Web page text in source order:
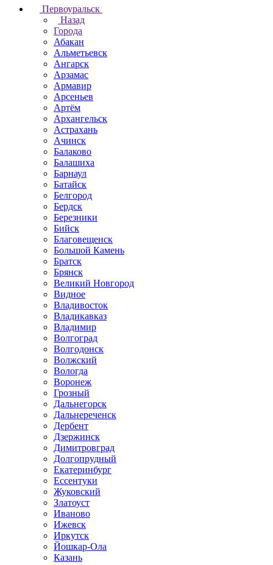
Первоуральск
Назад
Города
Абакан
Альметьевск
Ангарск
Арзамас
Армавир
Арсеньев
Артём
Архангельск
Астрахань
Ачинск
Балаково
Балашиха
Барнаул
Батайск
Белгород
Бердск
Березники
Бийск
Благовещенск
Большой Камень
Братск
Брянск
Великий Новгород
Видное
Владивосток
Владикавказ
Владимир
Волгоград
Волгодонск
Волжский
Вологда
Воронеж
Грозный
Дальнегорск
Дальнереченск
Дербент
Дзержинск
Димитровград
Долгопрудный
Екатеринбург
Ессентуки
Жуковский
Златоуст
Иваново
Ижевск
Иркутск
Йошкар-Ола
Казань